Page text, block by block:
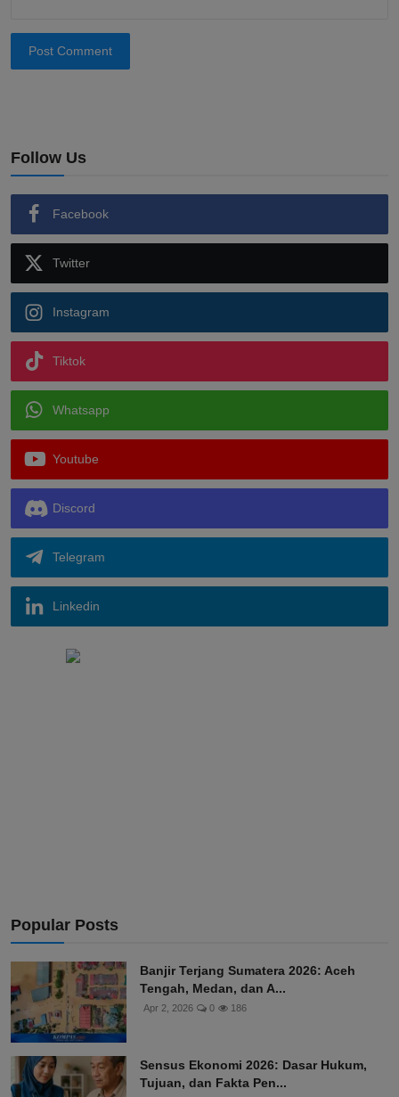
Post Comment
Follow Us
Facebook
Twitter
Instagram
Tiktok
Whatsapp
Youtube
Discord
Telegram
Linkedin
Popular Posts
Banjir Terjang Sumatera 2026: Aceh
Tengah, Medan, dan A...
Apr 2, 2026 0 186
Sensus Ekonomi 2026: Dasar Hukum,
Tujuan, dan Fakta Pen...